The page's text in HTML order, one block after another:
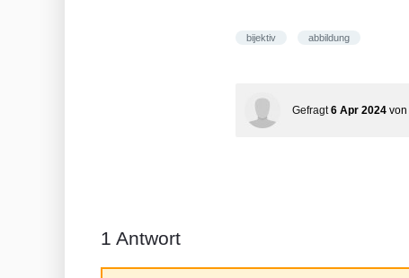
\cos (-\tau)
bijektiv abbildung
Gefragt 6 Apr 2024 von
1 Antwort